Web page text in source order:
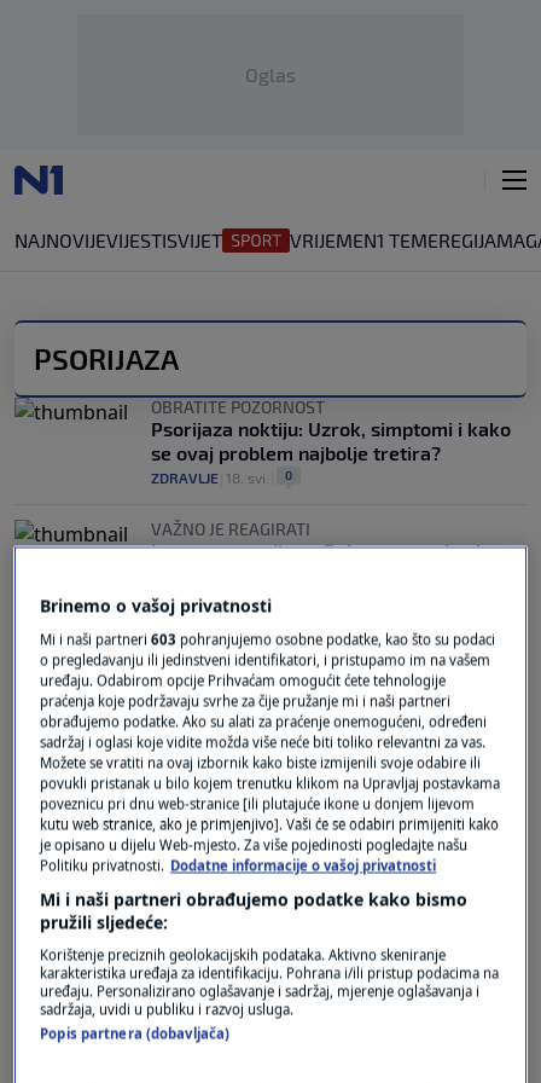
Oglas
NAJNOVIJEVIJESTISVIJET VRIJEMEN1 TEMEREGIJA
PSORIJAZA
OBRATITE POZORNOST
Psorijaza noktiju: Uzrok, simptomi i kako
se ovaj problem najbolje tretira?
ZDRAVLJE 18. svi. 0
VAŽNO JE REAGIRATI
Inverzna psorijaza: Bolna, neugodna i
koži
POGAĐA SVE VIŠE LJUDI
Psorijaza: Ozbiljna imunološka bolest koje
zahvaća "više od kože"
ZDRAVLJE|14. lip.| 0
Brinemo o vašoj privatnosti
Mi i naši partneri603 pohranjujemo osobne podatke, kao što su podaci
o pregledavanju ili jedinstveni identifikatori, i pristupamo im na vašem
uređaju. Odabirom opcije Prihvaćam omogućit ćete tehnologije
praćenja koje podržavaju svrhe za čije pružanje mi i naši partneri
obrađujemo podatke. Ako su alati za praćenje onemogućeni, određeni
sadržaj i oglasi koje vidite možda više neće biti toliko relevantni za vas.
Možete se vratiti na ovaj izbornik kako biste izmijenili svoje odabire ili
povukli pristanak u bilo kojem trenutku klikom na Upravljaj postavkama
poveznicu pri dnu web-stranice [ili plutajuće ikone u donjem lijevom
kutu web stranice, ako je primjenjivo]. Vaši će se odabiri primijeniti kako
je opisano u dijelu Web-mjesto. Za više pojedinosti pogledajte našu
Politiku privatnosti. Dodatne informacije o vašoj privatnosti
Mi i naši partneri obrađujemo podatke kako bismo
pružili sljedeće:
Korištenje preciznih geolokacijskih podataka. Aktivno skeniranje
karakteristika uređaja za identifikaciju. Pohrana i/ili pristup podacima na
uređaju. Personalizirano oglašavanje i sadržaj, mjerenje oglašavanja i
sadržaja, uvidi u publiku i razvoj usluga.
Popis partnera (dobavljača)